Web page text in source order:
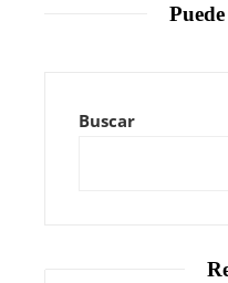
Buscar